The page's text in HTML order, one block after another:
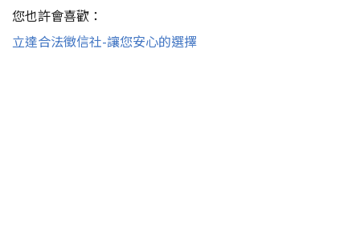
您也許會喜歡：
立達合法徵信社-讓您安心的選擇